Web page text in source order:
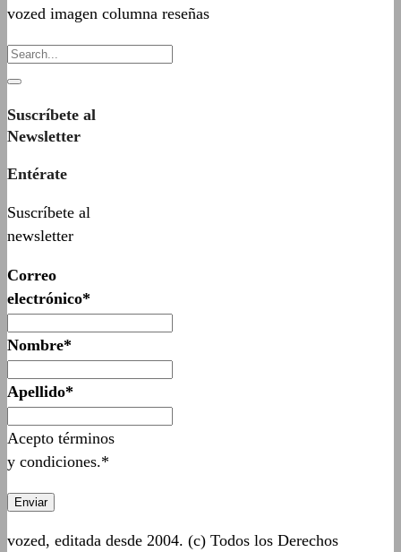
vozed imagen columna reseñas
Suscríbete al
Newsletter
Entérate
Suscríbete al
newsletter
Correo
electrónico*
Nombre*
Apellido*
Acepto términos
y condiciones.*
vozed, editada desde 2004. (c) Todos los Derechos